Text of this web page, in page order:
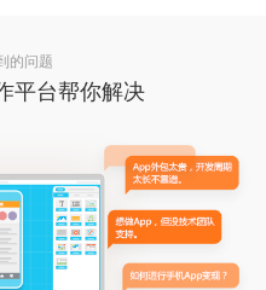
的问题
平台帮你解决